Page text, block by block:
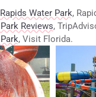
Water Park,
Reviews,
, Visit Florida.